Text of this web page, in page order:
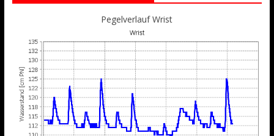
Pegelverlauf Wrist